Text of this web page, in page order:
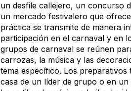
un desfile callejero, un concurso
un mercado festivalero que
práctica se transmite de manera
participación en el carnaval y en
grupos de carnaval se reúnen
carrozas, la música y las
tema específico. Los preparativos
casa de un líder de grupo o en